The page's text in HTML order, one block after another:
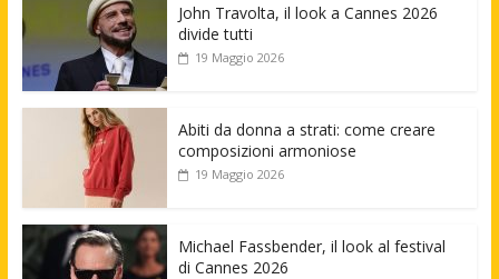
John Travolta, il look a Cannes 2026
divide tutti
19 Maggio 2026
Abiti da donna a strati: come creare
composizioni armoniose
19 Maggio 2026
Michael Fassbender, il look al festival
di Cannes 2026